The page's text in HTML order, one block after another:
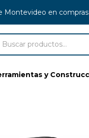
y
Montevideo en